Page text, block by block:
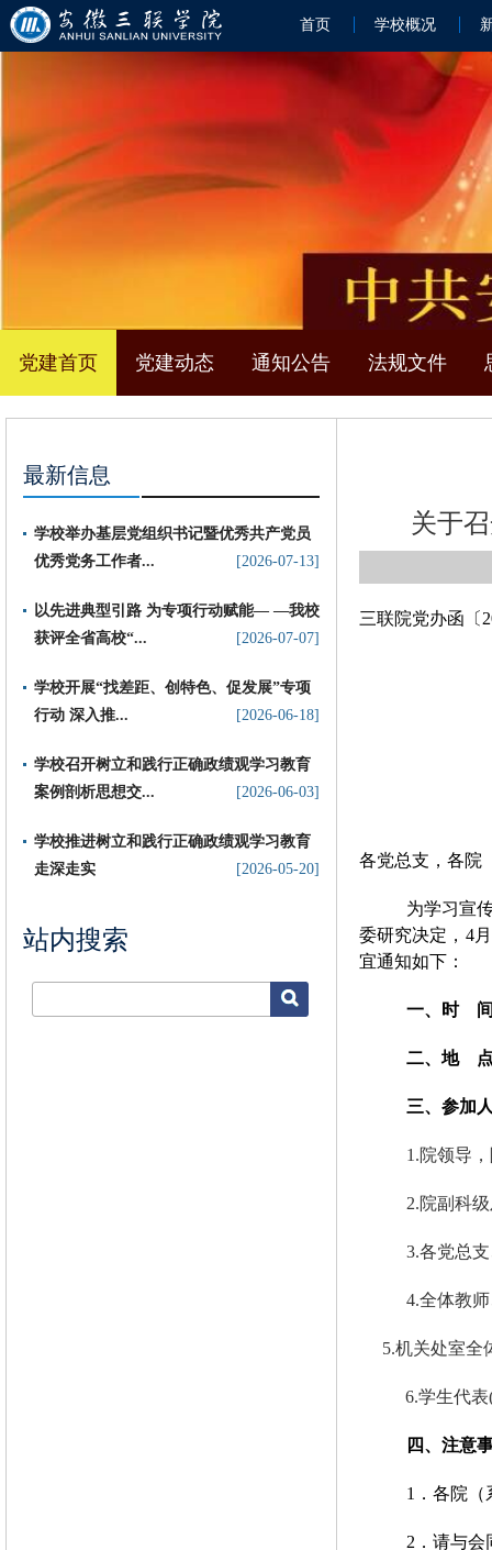
首页 学校概况
党建首页 党建动态 通知公告 法规文件
最新信息
学校举办基层党组织书记暨优秀共产党员
优秀党务工作者...
[2026-07-13]
以先进典型引路 为专项行动赋能— —我校
获评全省高校“...
[2026-07-07]
​学校开展“找差距、创特色、促发展”专项
行动 深入推...
[2026-06-18]
学校召开树立和践行正确政绩观学习教育
案例剖析思想交...
[2026-06-03]
学校推进树立和践行正确政绩观学习教育
走深走实
[2026-05-20]
站内搜索
关于
三联院党办函〔
各党总支，各院
为学习宣
委研究决定， 4月
宜通知如下：
一、时
二、地
三、参加
1.院领导
2.院副科
3.各党总
4.全体教
5.机关处室全
6.学生代表
四、注意
1 ．各院
2 ．请与